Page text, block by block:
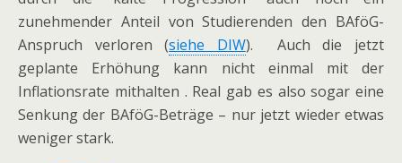
zunehmender Anteil von Studierenden den BAföG-
Anspruch verloren (siehe DIW). Auch die jetzt
geplante Erhöhung kann nicht einmal mit der
Inflationsrate mithalten . Real gab es also sogar eine
Senkung der BAföG-Beträge – nur jetzt wieder etwas
weniger stark.